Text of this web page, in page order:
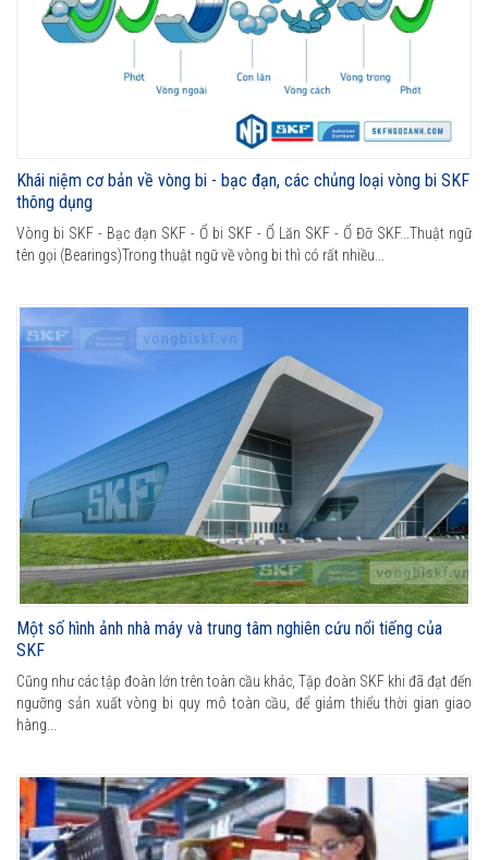
Khái niệm cơ bản về vòng bi - bạc đạn, các chủng loại vòng bi SKF
thông dụng
Vòng bi SKF - Bạc đạn SKF - Ổ bi SKF - Ổ Lăn SKF - Ổ Đỡ SKF...Thuật ngữ
tên gọi (Bearings)Trong thuật ngữ về vòng bi thì có rất nhiều...
Một số hình ảnh nhà máy và trung tâm nghiên cứu nổi tiếng của
SKF
Cũng như các tập đoàn lớn trên toàn cầu khác, Tập đoàn SKF khi đã đạt đến
ngưỡng sản xuất vòng bi quy mô toàn cầu, để giảm thiểu thời gian giao
hàng...